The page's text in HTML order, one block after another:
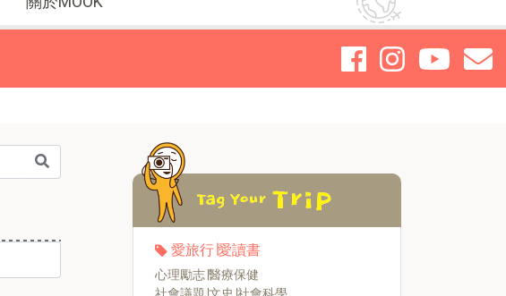
愛旅行∣愛讀書
心理勵志∣醫療保健